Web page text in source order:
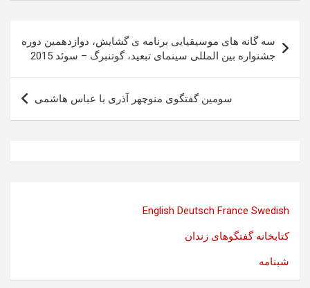
راهبری
نوشته
سه گانه های موسیقیایی برنامه ی گشایش، دوازدهمین دوره
جشنواره بین المللی سینمای تبعید، گوتنبرگ – سوئد 2015
سومين گفتگوى منوچهر آذرى با عباس هاشمى
English Deutsch France Swedish
کتابخانه گفتگوهای زندان
شبنامه